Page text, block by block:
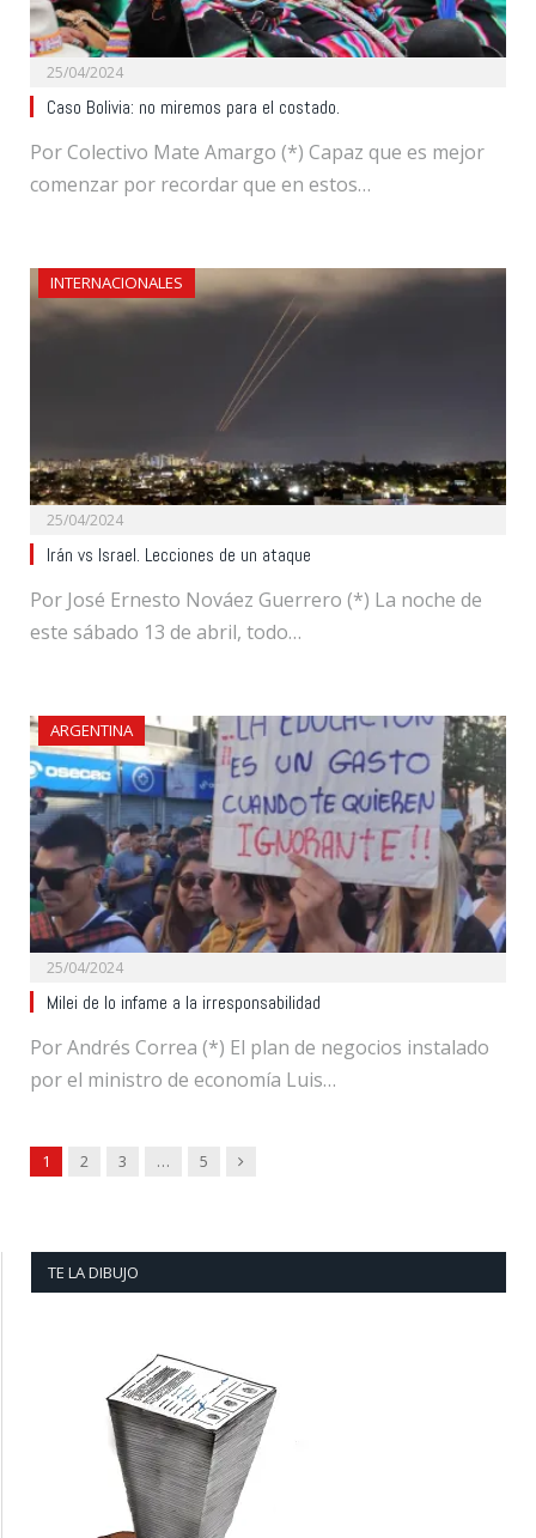
25/04/2024
Caso Bolivia: no miremos para el costado.
Por Colectivo Mate Amargo (*) Capaz que es mejor
comenzar por recordar que en estos…
INTERNACIONALES
25/04/2024
Irán vs Israel. Lecciones de un ataque
Por José Ernesto Nováez Guerrero (*) La noche de
este sábado 13 de abril, todo…
ARGENTINA
25/04/2024
Milei de lo infame a la irresponsabilidad
Por Andrés Correa (*) El plan de negocios instalado
por el ministro de economía Luis…
1 2 3 … 5 Next
TE LA DIBUJO